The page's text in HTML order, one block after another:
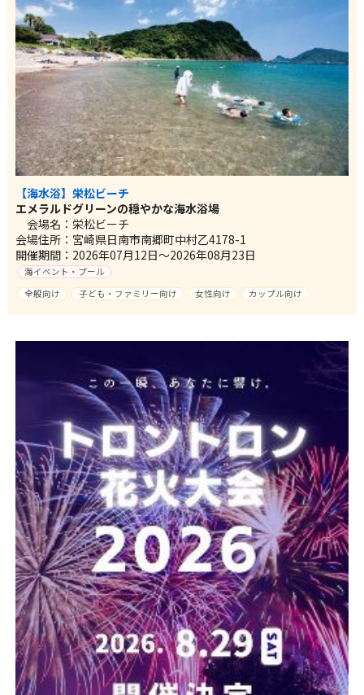
【海水浴】栄松ビーチ
エメラルドグリーンの穏やかな海水浴場
会場名：栄松ビーチ
会場住所：宮崎県日南市南郷町中村乙4178-1
開催期間：2026年07月12日～2026年08月23日
海イベント・プール
全般向け
子ども・ファミリー向け 女性向け カップル向け